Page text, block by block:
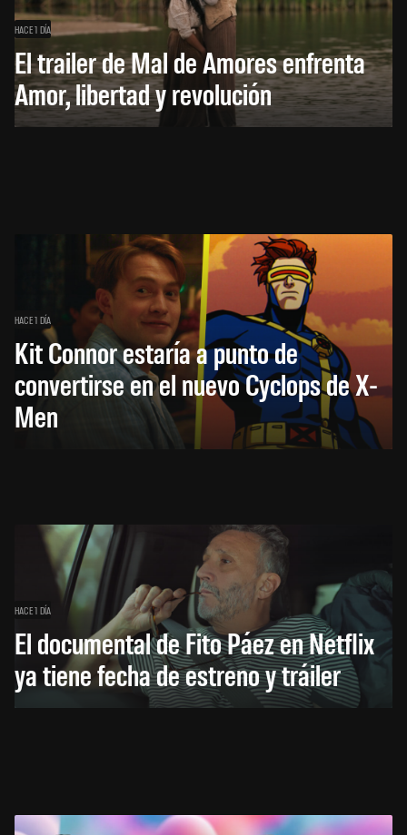
HACE 1 DÍA
El trailer de Mal de Amores enfrenta
Amor, libertad y revolución
HACE 1 DÍA
Kit Connor estaría a punto de
convertirse en el nuevo Cyclops de X-
Men
HACE 1 DÍA
El documental de Fito Páez en Netflix
ya tiene fecha de estreno y tráiler